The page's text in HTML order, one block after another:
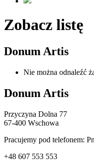
Zobacz listę
Donum Artis
Nie można odnaleźć
Donum Artis
Przyczyna Dolna 77
67-400 Wschowa
Pracujemy pod telefonem:
+48 607 553 553